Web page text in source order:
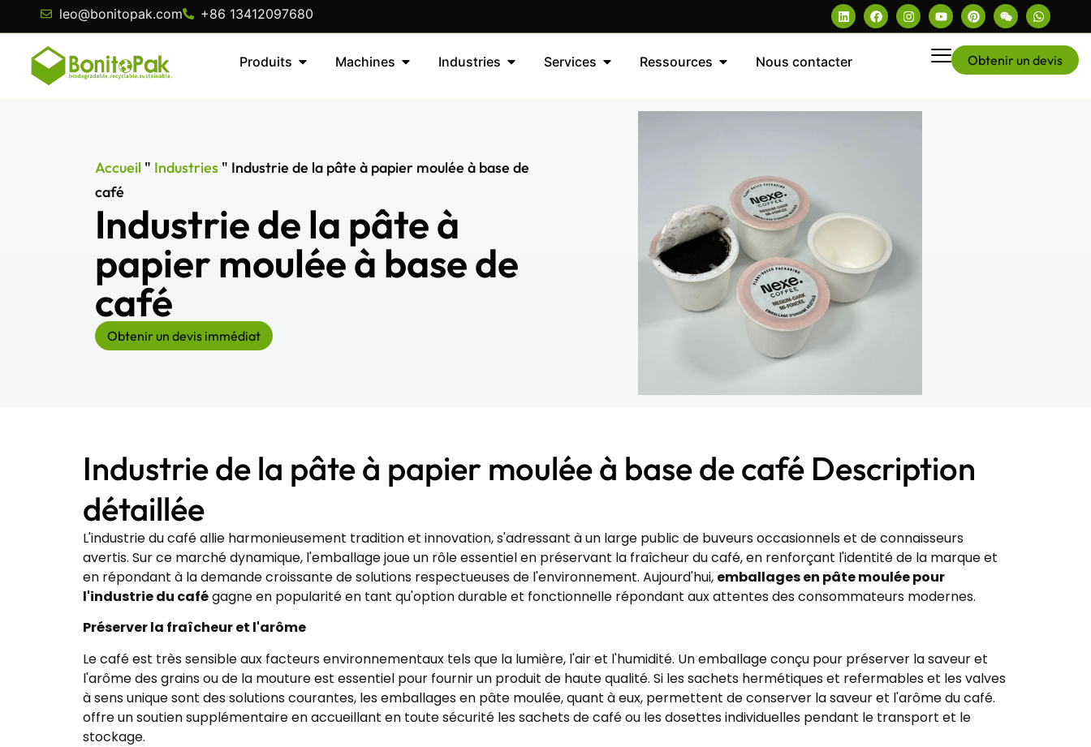
leo@bonitopak.com +86 13412097680
Produits Machines Industries Services Ressources Nous contacter Obtenir un devis
Accueil " Industries " Industrie de la pâte à papier moulée à base de
café
Industrie de la pâte à
papier moulée à base de
café
Obtenir un devis immédiat
Industrie de la pâte à papier moulée à base de café Description
détaillée
L'industrie du café allie harmonieusement tradition et innovation, s'adressant à un large public de buveurs occasionnels et de connaisseurs
avertis. Sur ce marché dynamique, l'emballage joue un rôle essentiel en préservant la fraîcheur du café, en renforçant l'identité de la marque et
en répondant à la demande croissante de solutions respectueuses de l'environnement. Aujourd'hui, emballages en pâte moulée pour
l'industrie du cafégagne en popularité en tant qu'option durable et fonctionnelle répondant aux attentes des consommateurs modernes.
Préserver la fraîcheur et l'arôme
Le café est très sensible aux facteurs environnementaux tels que la lumière, l'air et l'humidité. Un emballage conçu pour préserver la saveur et
l'arôme des grains ou de la mouture est essentiel pour fournir un produit de haute qualité. Si les sachets hermétiques et refermables et les valves
à sens unique sont des solutions courantes, les emballages en pâte moulée, quant à eux, permettent de conserver la saveur et l'arôme du café.
offre un soutien supplémentaire en accueillant en toute sécurité les sachets de café ou les dosettes individuelles pendant le transport et le
stockage.